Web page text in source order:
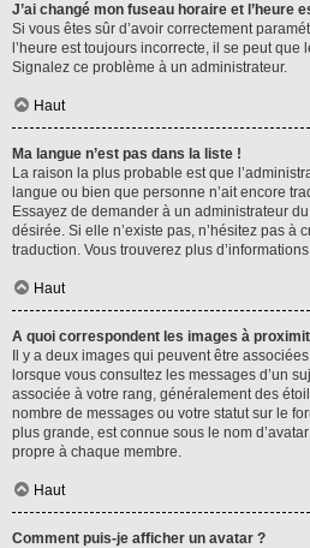
J’ai changé mon fuseau horaire et l’heure
Si vous êtes sûr d’avoir correctement
l’heure est toujours incorrecte, il se peut que
Signalez ce problème à un administrateur.
Haut
Ma langue n’est pas dans la liste !
La raison la plus probable est que
langue ou bien que personne n’ait encore
Essayez de demander à un administrateur
désirée. Si elle n’existe pas, n’hésitez pas à
traduction. Vous trouverez plus
Haut
A quoi correspondent les images à
Il y a deux images qui peuvent être
lorsque vous consultez les messages d’un
associée à votre rang, généralement des
nombre de messages ou votre statut sur le
plus grande, est connue sous le nom
propre à chaque membre.
Haut
Comment puis-je afficher un avatar ?